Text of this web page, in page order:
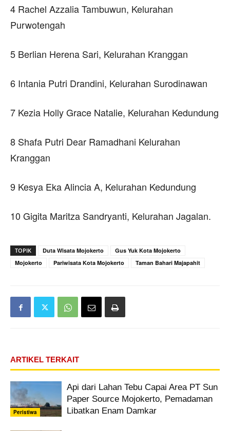
4 Rachel Azzalia Tambuwun, Kelurahan
Purwotengah
5 Berlian Herena Sari, Kelurahan Kranggan
6 Intania Putri Drandini, Kelurahan Surodinawan
7 Kezia Holly Grace Natalie, Kelurahan Kedundung
8 Shafa Putri Dear Ramadhani Kelurahan
Kranggan
9 Kesya Eka Alincia A, Kelurahan Kedundung
10 Gigita Maritza Sandryanti, Kelurahan Jagalan.
TOPIK Duta Wisata Mojokerto
Gus Yuk Kota Mojokerto
Mojokerto
Pariwisata Kota Mojokerto Taman Bahari Majapahit
ARTIKEL TERKAIT
Peristiwa
Api dari Lahan Tebu Capai Area PT Sun
Paper Source Mojokerto, Pemadaman
Libatkan Enam Damkar